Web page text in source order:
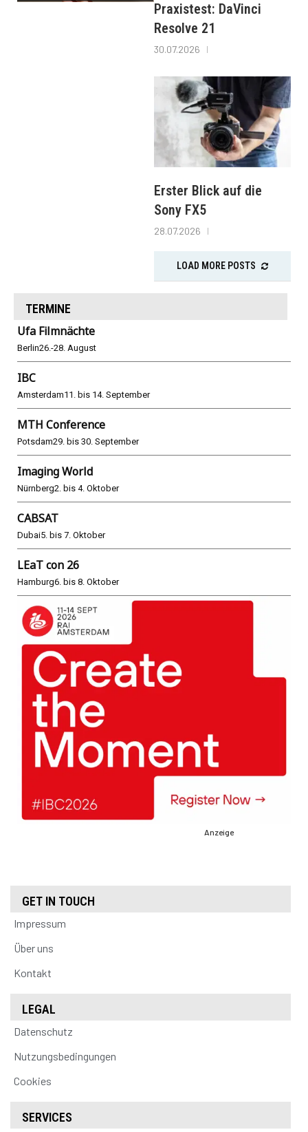
Praxistest: DaVinci
Resolve 21
30.07.2026
Erster Blick auf die
Sony FX5
28.07.2026
LOAD MORE POSTS
TERMINE
Ufa Filmnächte
Berlin26.-28. August
IBC
Amsterdam11. bis 14. September
MTH Conference
Potsdam29. bis 30. September
Imaging World
Nürnberg2. bis 4. Oktober
CABSAT
Dubai5. bis 7. Oktober
LEaT con 26
Hamburg6. bis 8. Oktober
Anzeige
GET IN TOUCH
Impressum
Über uns
Kontakt
LEGAL
Datenschutz
Nutzungsbedingungen
Cookies
SERVICES